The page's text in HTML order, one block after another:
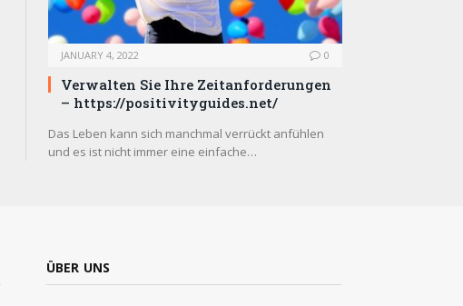
JANUARY 4, 2022 0
Verwalten Sie Ihre Zeitanforderungen
– https://positivityguides.net/
Das Leben kann sich manchmal verrückt anfühlen
und es ist nicht immer eine einfache…
ÜBER UNS